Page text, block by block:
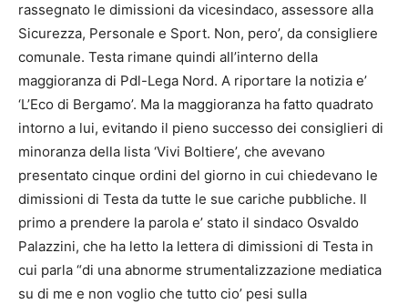
rassegnato le dimissioni da vicesindaco, assessore alla
Sicurezza, Personale e Sport. Non, pero’, da consigliere
comunale. Testa rimane quindi all’interno della
maggioranza di Pdl-Lega Nord. A riportare la notizia e’
‘L’Eco di Bergamo’. Ma la maggioranza ha fatto quadrato
intorno a lui, evitando il pieno successo dei consiglieri di
minoranza della lista ‘Vivi Boltiere’, che avevano
presentato cinque ordini del giorno in cui chiedevano le
dimissioni di Testa da tutte le sue cariche pubbliche. Il
primo a prendere la parola e’ stato il sindaco Osvaldo
Palazzini, che ha letto la lettera di dimissioni di Testa in
cui parla “di una abnorme strumentalizzazione mediatica
su di me e non voglio che tutto cio’ pesi sulla